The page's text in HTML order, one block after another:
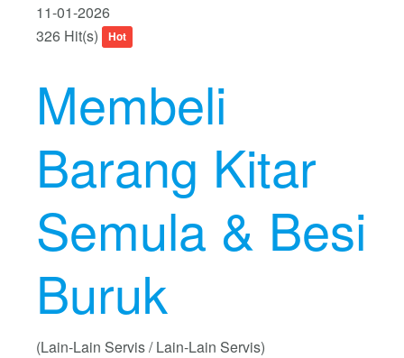
11-01-2026
326 Hit(s)
Hot
Membeli
Barang Kitar
Semula & Besi
Buruk
(Lain-Lain Servis / Lain-Lain Servis)